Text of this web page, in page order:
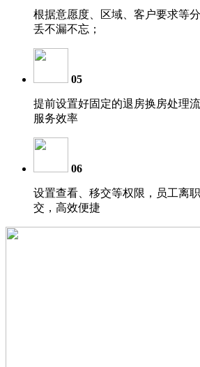
根据意愿度、区域、客户要求等
丢不漏不忘；
05
提前设置好固定的退房换房处理
服务效率
06
设置查看、移交等权限，员工离
交，高效便捷